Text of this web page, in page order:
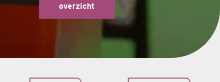
overzicht